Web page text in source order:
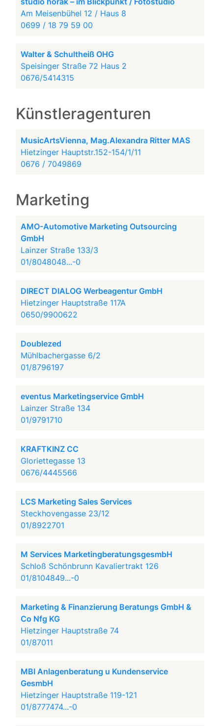
Am Meisenbühel 12 / Haus 8
0699 / 18 79 59 00
Walter & Schultheiß OHG
Speisinger Straße 72 Haus 2
0676/5414315
Künstleragenturen
MusicArtsVienna, Mag.Alexandra Ritter MAS
Hietzinger Hauptstr.152-154/1/11
0676 / 7049869
Marketing
AMO-Automotive Marketing Outsourcing
GmbH
Lainzer Straße 133/3
01/8048048...-0
DIRECT DIALOG Werbeagentur GmbH
Hietzinger Hauptstraße 117A
0650/9900622
Doublezed
Mühlbachergasse 6/2
01/8796197
eventus Marketingservice GmbH
Lainzer Straße 134
01/9791710
KRAFTKINZ CC
Gloriettegasse 13
0676/4445566
LCS Marketing Sales Services
Steckhovengasse 23/12
01/8922701
M Services MarketingberatungsgesmbH
Schloß Schönbrunn Kavaliertrakt 126
01/8104849...-0
Marketing & Finanzierung Beratungs GmbH &
Co Nfg KG
Hietzinger Hauptstraße 74
01/87011
MBI Anlagenberatung u Kundenservice
GesmbH
Hietzinger Hauptstraße 119-121
01/8777474...-0